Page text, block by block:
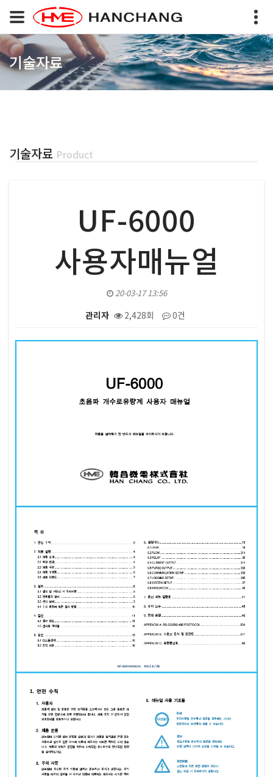
기술자료
기술자료 Product
UF-6000
사용자매뉴얼
20-03-17 13:56
관리자 2,428회 0건